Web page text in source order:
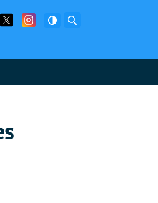
Twitter Facebook